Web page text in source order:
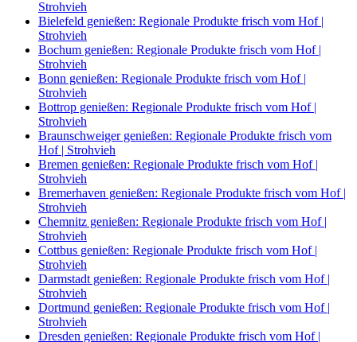
Strohvieh
Bielefeld genießen: Regionale Produkte frisch vom Hof |
Strohvieh
Bochum genießen: Regionale Produkte frisch vom Hof |
Strohvieh
Bonn genießen: Regionale Produkte frisch vom Hof |
Strohvieh
Bottrop genießen: Regionale Produkte frisch vom Hof |
Strohvieh
Braunschweiger genießen: Regionale Produkte frisch vom
Hof | Strohvieh
Bremen genießen: Regionale Produkte frisch vom Hof |
Strohvieh
Bremerhaven genießen: Regionale Produkte frisch vom Hof |
Strohvieh
Chemnitz genießen: Regionale Produkte frisch vom Hof |
Strohvieh
Cottbus genießen: Regionale Produkte frisch vom Hof |
Strohvieh
Darmstadt genießen: Regionale Produkte frisch vom Hof |
Strohvieh
Dortmund genießen: Regionale Produkte frisch vom Hof |
Strohvieh
Dresden genießen: Regionale Produkte frisch vom Hof |